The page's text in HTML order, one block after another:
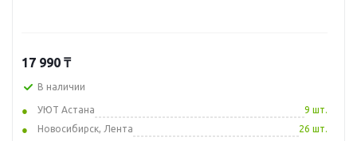
17 990 ₸
В наличии
УЮТ Астана
9 шт.
Новосибирск, Лента
26 шт.